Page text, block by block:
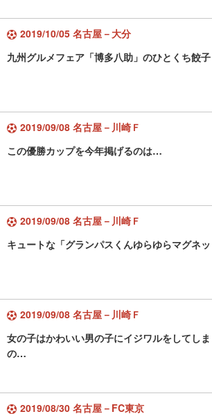
2019/10/05 名古屋－大分
九州グルメフェア「博多八助」のひとくち餃子
2019/09/08 名古屋－川崎Ｆ
この優勝カップを今年掲げるのは…
2019/09/08 名古屋－川崎Ｆ
キュートな「グランパスくんゆらゆらマグネッ
2019/09/08 名古屋－川崎Ｆ
女の子はかわいい男の子にイジワルをしてし
の…
2019/08/30 名古屋－FC東京